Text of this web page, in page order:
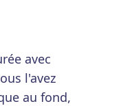
avec
l'avez
au fond,